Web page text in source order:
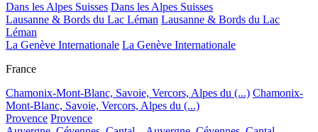
Dans les Alpes Suisses Dans les Alpes Suisses
Lausanne & Bords du Lac Léman Lausanne & Bords du Lac
Léman
La Genève Internationale La Genève Internationale
France
Chamonix-Mont-Blanc, Savoie, Vercors, Alpes du (...) Chamonix-
Mont-Blanc, Savoie, Vercors, Alpes du (...)
Provence Provence